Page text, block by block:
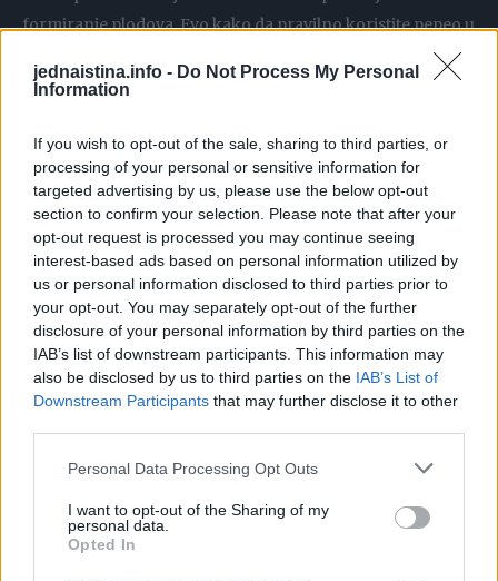
jednaistina.info - Do Not Process My Personal
Information
If you wish to opt-out of the sale, sharing to third parties, or
processing of your personal or sensitive information for
targeted advertising by us, please use the below opt-out
section to confirm your selection. Please note that after your
opt-out request is processed you may continue seeing
interest-based ads based on personal information utilized by
us or personal information disclosed to third parties prior to
your opt-out. You may separately opt-out of the further
disclosure of your personal information by third parties on the
IAB’s list of downstream participants. This information may
also be disclosed by us to third parties on the IAB’s List of
Downstream Participants that may further disclose it to other
Personal Data Processing Opt Outs
I want to opt-out of the Sharing of my
personal data.
Opted In
formiranje plodova. Evo kako da pravilno koristite pepeo u
upotrebite. Pre sadnje, pospite tanki sloj pepela po
zemljištu gde ćete saditi paradajz. Lagano ga umešajte u
zemlju kako biste obezbedili ravnomerno raspoređivanje
hranljivih materija.
Prihranjivanje tokom rasta
Nakon što biljke počnu da rastu, možete dodatno posipati
pepeo oko biljaka. Pazite da pepeo ne dođe u direktan
kontakt sa stabljikama kako biste izbegli moguće
opekotine.
Priprema tečne prihrane
Pomešajte šaku pepela sa 10 litara vode i ostavite da odstoji
24 sata. Koristite ovu tečnost za zalivanje biljaka jednom u